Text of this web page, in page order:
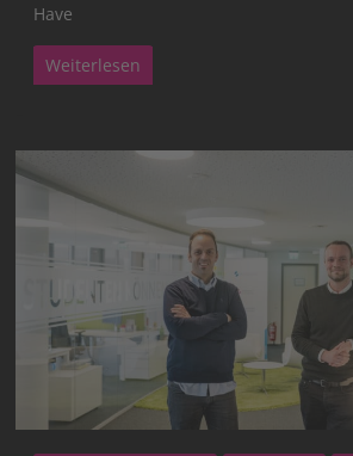
Have
Weiterlesen